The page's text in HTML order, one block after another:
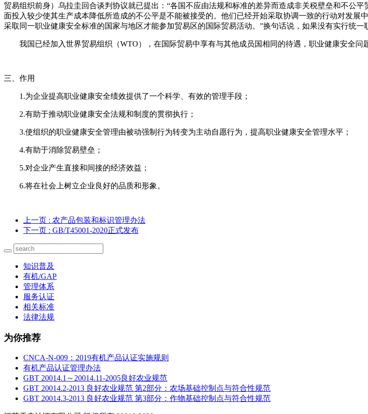
贸易组织前身）乌拉圭回合谈判协议就已提出：“各国不应由法规和标准的差异而造成非关税壁垒和不公
面投入较少使其生产成本降低所造成的不公平是不能被接受的。他们已经开始采取协调一致的行动对发
采取同一职业健康安全标准的国家与地区才能参加贸易区的国际贸易活动。”换句话说，如果没有实行统
我国已经加入世界贸易组织（WTO），在国际贸易中享有与其他成员国相同的待遇，职业健康安全问
三、作用
1.为企业提高职业健康安全绩效提供了一个科学、有效的管理手段；
2.有助于推动职业健康安全法规和制度的贯彻执行；
3.使组织的职业健康安全管理由被动强制行为转变为主动自愿行为，提高职业健康安全管理水平；
4.有助于消除贸易壁垒；
5.对企业产生直接和间接的经济效益；
6.将在社会上树立企业良好的品质和形象。
上一页 : 农产品包装和标识管理办法
下一页 : GB/T45001-2020正式发布
知识普及
有机/GAP
管理体系
服务认证
相关标准
法律法规
为你推荐
CNCA-N-009：2019有机产品认证实施规则
有机产品认证管理办法
GBT 20014.1～20014.11-2005良好农业规范
GBT 20014.2-2013 良好农业规范 第2部分：农场基础控制点与符合性规范
GBT 20014.3-2013 良好农业规范 第3部分：作物基础控制点与符合性规范